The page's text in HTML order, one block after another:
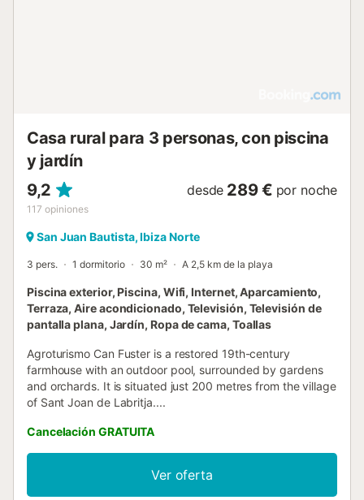
Casa rural para 3 personas, con piscina
y jardín
9,2
117 opiniones
desde 289 € por noche
San Juan Bautista, Ibiza Norte
3 pers. 1 dormitorio 30 m² A 2,5 km de la playa
Piscina exterior, Piscina, Wifi, Internet, Aparcamiento,
Terraza, Aire acondicionado, Televisión, Televisión de
pantalla plana, Jardín, Ropa de cama, Toallas
Agroturismo Can Fuster is a restored 19th-century
farmhouse with an outdoor pool, surrounded by gardens
and orchards. It is situated just 200 metres from the village
of Sant Joan de Labritja....
Cancelación GRATUITA
Ver oferta